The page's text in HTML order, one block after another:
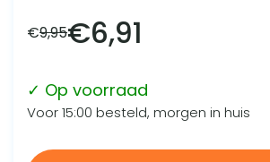
€9,95€6,91
✓ Op voorraad
Voor 15:00 besteld, morgen in huis